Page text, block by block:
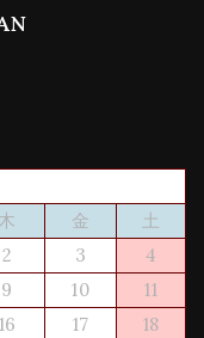
金
土
2 3
4
9 10
11
16 17
18